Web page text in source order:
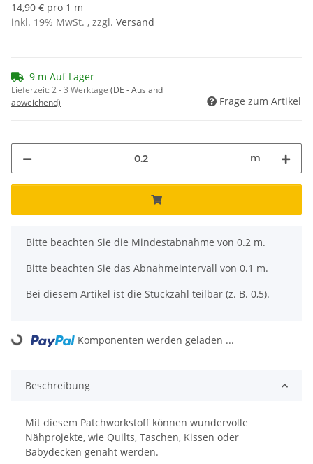
14,90 € pro 1 m
inkl. 19% MwSt. , zzgl. Versand
9 m Auf Lager
Lieferzeit:2 - 3 Werktage (DE - Ausland
abweichend)
Frage zum Artikel
m
x
Bitte beachten Sie die Mindestabnahme von 0.2 m.
Bitte beachten Sie das Abnahmeintervall von 0.1 m.
Bei diesem Artikel ist die Stückzahl teilbar (z. B. 0,5).
Loading... Komponenten werden geladen ...
Beschreibung
Mit diesem Patchworkstoff können wundervolle
Nähprojekte, wie Quilts, Taschen, Kissen oder
Babydecken genäht werden.